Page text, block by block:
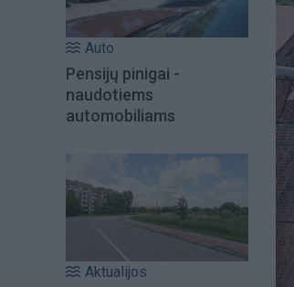
Auto
Pensijų pinigai -
naudotiems
automobiliams
Aktualijos